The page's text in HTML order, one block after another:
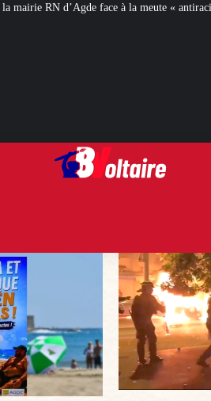
la meute « antiraciste » La hausse de la